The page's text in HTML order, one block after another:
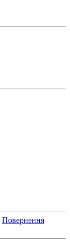
Повернення